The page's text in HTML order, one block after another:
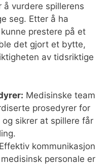
å vurdere spillerens
seg. Etter å ha
prestere på et
det gjort et bytte,
av tidsriktige
Medisinske team
prosedyrer for
sikrer at spillere får
Effektiv kommunikasjon
personale er